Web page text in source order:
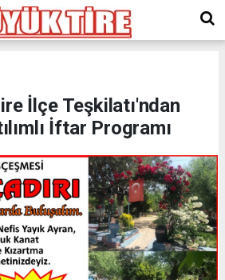
İlçe Teşkilatı'ndan
İftar Programı